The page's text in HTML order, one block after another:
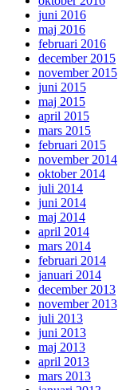
juni 2016
maj 2016
februari 2016
december 2015
november 2015
juni 2015
maj 2015
april 2015
mars 2015
februari 2015
november 2014
oktober 2014
juli 2014
juni 2014
maj 2014
april 2014
mars 2014
februari 2014
januari 2014
december 2013
november 2013
juli 2013
juni 2013
maj 2013
april 2013
mars 2013